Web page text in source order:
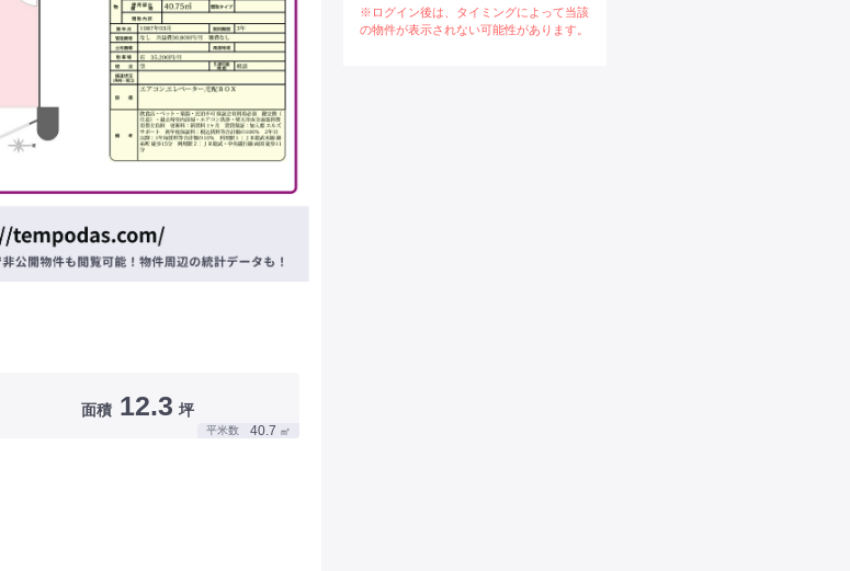
面積 12.3 坪
平米数 40.7 ㎡
※ログイン後は、タイミングによって当該
の物件が表示されない可能性があります。